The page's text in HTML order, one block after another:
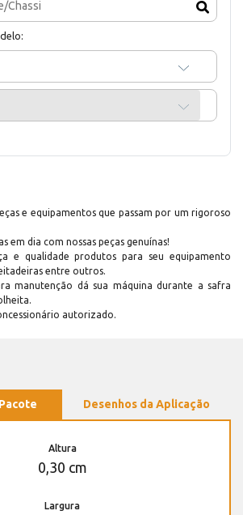
e equipamentos que passam por um rigoroso
em dia com nossas peças genuínas!
e qualidade produtos para seu equipamento
entre outros.
manutenção dá sua máquina durante a safra
autorizado.
Desenhos da Aplicação
Altura
0,30 cm
Largura